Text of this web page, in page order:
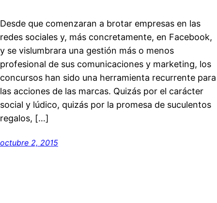
Desde que comenzaran a brotar empresas en las
redes sociales y, más concretamente, en Facebook,
y se vislumbrara una gestión más o menos
profesional de sus comunicaciones y marketing, los
concursos han sido una herramienta recurrente para
las acciones de las marcas. Quizás por el carácter
social y lúdico, quizás por la promesa de suculentos
regalos, […]
octubre 2, 2015